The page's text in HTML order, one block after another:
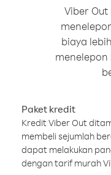
Viber
biaya
menelepon
Paket kredit
Kredit Viber Out
membeli sejumlah
dapat melakukan
dengan tarif murah